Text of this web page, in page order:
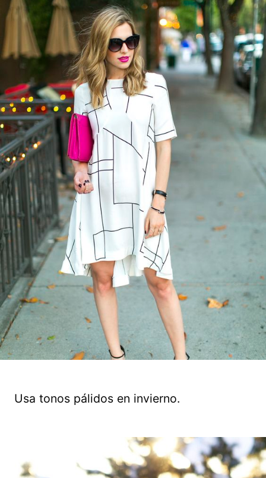
Usa tonos pálidos en invierno.